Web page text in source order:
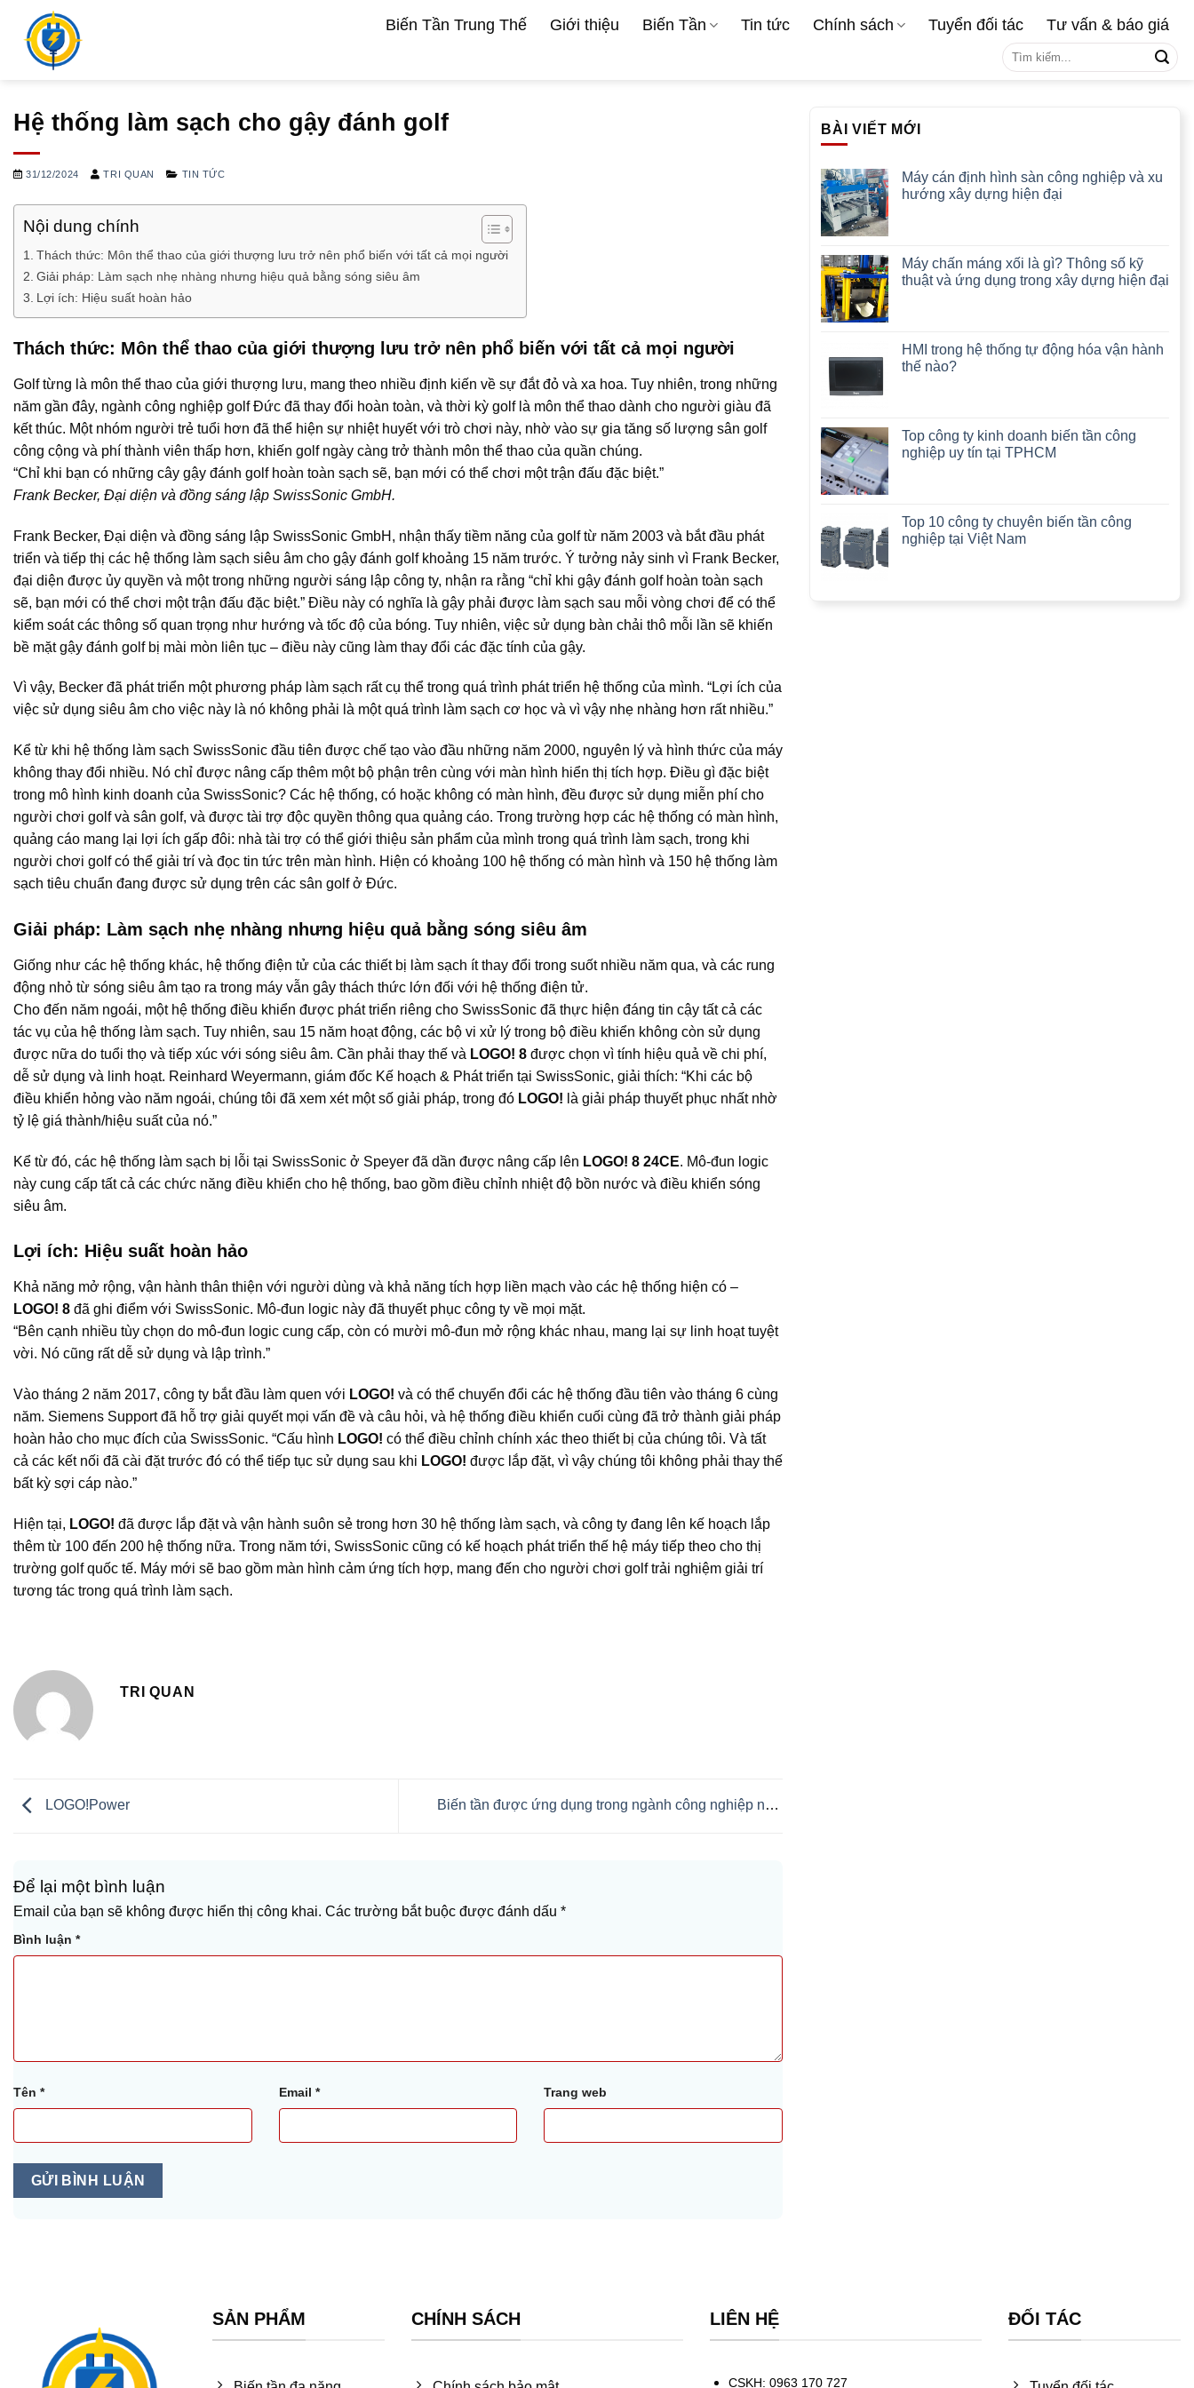
Biến Tần Trung Thế Giới thiệu Biến Tần Tin tức Chính sách Tuyển đối tác Tư vấn & báo giá
Tìm
kiếm:
Hệ thống làm sạch cho gậy đánh golf
31/12/2024 TRI QUAN TIN TỨC
Nội dung chính
Thách thức: Môn thể thao của giới thượng lưu trở nên phổ biến với tất cả mọi người
Giải pháp: Làm sạch nhẹ nhàng nhưng hiệu quả bằng sóng siêu âm
Lợi ích: Hiệu suất hoàn hảo
Thách thức: Môn thể thao của giới thượng lưu trở nên phổ biến với tất cả mọi người
Golf từng là môn thể thao của giới thượng lưu, mang theo nhiều định kiến về sự đắt đỏ và xa hoa. Tuy nhiên, trong những
năm gần đây, ngành công nghiệp golf Đức đã thay đổi hoàn toàn, và thời kỳ golf là môn thể thao dành cho người giàu đã
kết thúc. Một nhóm người trẻ tuổi hơn đã thể hiện sự nhiệt huyết với trò chơi này, nhờ vào sự gia tăng số lượng sân golf
công cộng và phí thành viên thấp hơn, khiến golf ngày càng trở thành môn thể thao của quần chúng.
“Chỉ khi bạn có những cây gậy đánh golf hoàn toàn sạch sẽ, bạn mới có thể chơi một trận đấu đặc biệt.”
Frank Becker, Đại diện và đồng sáng lập SwissSonic GmbH.
Frank Becker, Đại diện và đồng sáng lập SwissSonic GmbH, nhận thấy tiềm năng của golf từ năm 2003 và bắt đầu phát
triển và tiếp thị các hệ thống làm sạch siêu âm cho gậy đánh golf khoảng 15 năm trước. Ý tưởng nảy sinh vì Frank Becker,
đại diện được ủy quyền và một trong những người sáng lập công ty, nhận ra rằng “chỉ khi gậy đánh golf hoàn toàn sạch
sẽ, bạn mới có thể chơi một trận đấu đặc biệt.” Điều này có nghĩa là gậy phải được làm sạch sau mỗi vòng chơi để có thể
kiểm soát các thông số quan trọng như hướng và tốc độ của bóng. Tuy nhiên, việc sử dụng bàn chải thô mỗi lần sẽ khiến
bề mặt gậy đánh golf bị mài mòn liên tục – điều này cũng làm thay đổi các đặc tính của gậy.
Vì vậy, Becker đã phát triển một phương pháp làm sạch rất cụ thể trong quá trình phát triển hệ thống của mình. “Lợi ích của
việc sử dụng siêu âm cho việc này là nó không phải là một quá trình làm sạch cơ học và vì vậy nhẹ nhàng hơn rất nhiều.”
Kể từ khi hệ thống làm sạch SwissSonic đầu tiên được chế tạo vào đầu những năm 2000, nguyên lý và hình thức của máy
không thay đổi nhiều. Nó chỉ được nâng cấp thêm một bộ phận trên cùng với màn hình hiển thị tích hợp. Điều gì đặc biệt
trong mô hình kinh doanh của SwissSonic? Các hệ thống, có hoặc không có màn hình, đều được sử dụng miễn phí cho
người chơi golf và sân golf, và được tài trợ độc quyền thông qua quảng cáo. Trong trường hợp các hệ thống có màn hình,
quảng cáo mang lại lợi ích gấp đôi: nhà tài trợ có thể giới thiệu sản phẩm của mình trong quá trình làm sạch, trong khi
người chơi golf có thể giải trí và đọc tin tức trên màn hình. Hiện có khoảng 100 hệ thống có màn hình và 150 hệ thống làm
sạch tiêu chuẩn đang được sử dụng trên các sân golf ở Đức.
Giải pháp: Làm sạch nhẹ nhàng nhưng hiệu quả bằng sóng siêu âm
Giống như các hệ thống khác, hệ thống điện tử của các thiết bị làm sạch ít thay đổi trong suốt nhiều năm qua, và các rung
động nhỏ từ sóng siêu âm tạo ra trong máy vẫn gây thách thức lớn đối với hệ thống điện tử.
Cho đến năm ngoái, một hệ thống điều khiển được phát triển riêng cho SwissSonic đã thực hiện đáng tin cậy tất cả các
tác vụ của hệ thống làm sạch. Tuy nhiên, sau 15 năm hoạt động, các bộ vi xử lý trong bộ điều khiển không còn sử dụng
được nữa do tuổi thọ và tiếp xúc với sóng siêu âm. Cần phải thay thế và LOGO! 8 được chọn vì tính hiệu quả về chi phí,
dễ sử dụng và linh hoạt. Reinhard Weyermann, giám đốc Kế hoạch & Phát triển tại SwissSonic, giải thích: “Khi các bộ
điều khiển hỏng vào năm ngoái, chúng tôi đã xem xét một số giải pháp, trong đó LOGO! là giải pháp thuyết phục nhất nhờ
tỷ lệ giá thành/hiệu suất của nó.”
Kể từ đó, các hệ thống làm sạch bị lỗi tại SwissSonic ở Speyer đã dần được nâng cấp lên LOGO! 8 24CE. Mô-đun logic
này cung cấp tất cả các chức năng điều khiển cho hệ thống, bao gồm điều chỉnh nhiệt độ bồn nước và điều khiển sóng
siêu âm.
Lợi ích: Hiệu suất hoàn hảo
Khả năng mở rộng, vận hành thân thiện với người dùng và khả năng tích hợp liền mạch vào các hệ thống hiện có –
LOGO! 8 đã ghi điểm với SwissSonic. Mô-đun logic này đã thuyết phục công ty về mọi mặt.
“Bên cạnh nhiều tùy chọn do mô-đun logic cung cấp, còn có mười mô-đun mở rộng khác nhau, mang lại sự linh hoạt tuyệt
vời. Nó cũng rất dễ sử dụng và lập trình.”
Vào tháng 2 năm 2017, công ty bắt đầu làm quen với LOGO! và có thể chuyển đổi các hệ thống đầu tiên vào tháng 6 cùng
năm. Siemens Support đã hỗ trợ giải quyết mọi vấn đề và câu hỏi, và hệ thống điều khiển cuối cùng đã trở thành giải pháp
hoàn hảo cho mục đích của SwissSonic. “Cấu hình LOGO! có thể điều chỉnh chính xác theo thiết bị của chúng tôi. Và tất
cả các kết nối đã cài đặt trước đó có thể tiếp tục sử dụng sau khi LOGO! được lắp đặt, vì vậy chúng tôi không phải thay thế
bất kỳ sợi cáp nào.”
Hiện tại, LOGO! đã được lắp đặt và vận hành suôn sẻ trong hơn 30 hệ thống làm sạch, và công ty đang lên kế hoạch lắp
thêm từ 100 đến 200 hệ thống nữa. Trong năm tới, SwissSonic cũng có kế hoạch phát triển thế hệ máy tiếp theo cho thị
trường golf quốc tế. Máy mới sẽ bao gồm màn hình cảm ứng tích hợp, mang đến cho người chơi golf trải nghiệm giải trí
tương tác trong quá trình làm sạch.
TRI QUAN
LOGO!Power Biến tần được ứng dụng trong ngành công nghiệp nào?
Để lại một bình luận
Email của bạn sẽ không được hiển thị công khai. Các trường bắt buộc được đánh dấu *
Bình luận *
Tên * Email * Trang web
Alternative:
BÀI VIẾT MỚI
Máy cán định hình sàn công nghiệp và xu
hướng xây dựng hiện đại
Máy chấn máng xối là gì? Thông số kỹ
thuật và ứng dụng trong xây dựng hiện đại
HMI trong hệ thống tự động hóa vận hành
thế nào?
Top công ty kinh doanh biến tần công
nghiệp uy tín tại TPHCM
Top 10 công ty chuyên biến tần công
nghiệp tại Việt Nam
SẢN PHẨM CHÍNH SÁCH LIÊN HỆ
CSKH: 0963 170 727
ĐỐI TÁC